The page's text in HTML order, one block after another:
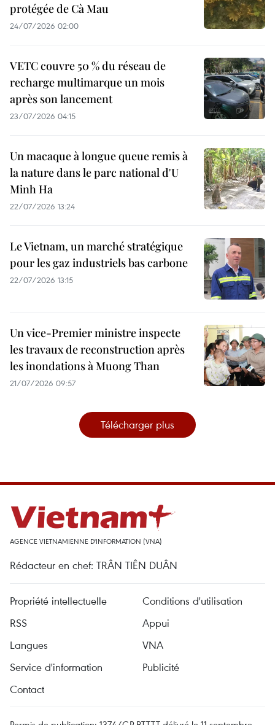
protégée de Cà Mau
24/07/2026 02:00
VETC couvre 50 % du réseau de
recharge multimarque un mois
après son lancement
23/07/2026 04:15
Un macaque à longue queue remis à
la nature dans le parc national d'U
Minh Ha
22/07/2026 13:24
Le Vietnam, un marché stratégique
pour les gaz industriels bas carbone
22/07/2026 13:15
Un vice-Premier ministre inspecte
les travaux de reconstruction après
les inondations à Muong Than
21/07/2026 09:57
Télécharger plus
AGENCE VIETNAMIENNE D'INFORMATION (VNA)
Rédacteur en chef: TRÂN TIÊN DUÂN
Propriété intellectuelle
Conditions d'utilisation
RSS
Appui
Langues
VNA
Service d'information
Publicité
Contact